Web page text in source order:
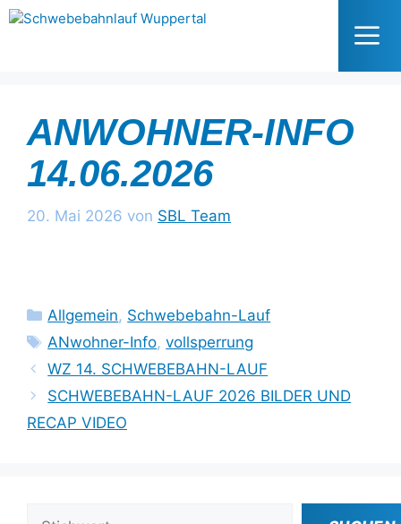
Zum
ANWOHNER-INFO
14.06.2026
20. Mai 2026 von SBL Team
Kategorien
Allgemein, Schwebebahn-Lauf
Schlagwörter
ANwohner-Info,vollsperrung
WZ 14. SCHWEBEBAHN-LAUF
SCHWEBEBAHN-LAUF 2026 BILDER UND
RECAP VIDEO